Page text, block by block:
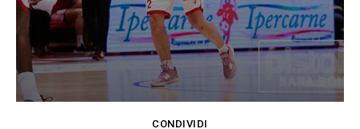
CONDIVIDI